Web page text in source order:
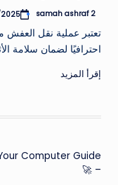
تمّ
بواسطة
samah ashraf 2
تعتبر عملية نقل العفش
احترافيًا لضمان سلامة
إقرأ المزيد
Computer Guide
– 🚀